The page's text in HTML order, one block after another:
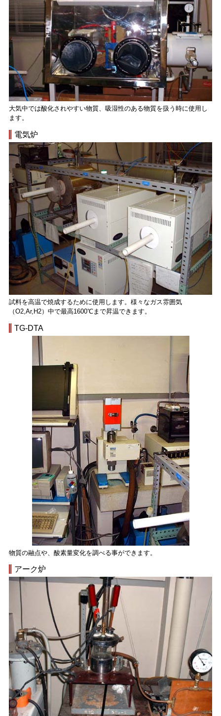
大気中では酸化されやすい物質、吸湿性のある物質を扱う時に使用し
ます。
電気炉
試料を高温で焼成するために使用します。様々なガス雰囲気
（O2,Ar,H2）中で最高1600℃まで昇温できます。
TG-DTA
物質の融点や、酸素量変化を調べる事ができます。
アーク炉